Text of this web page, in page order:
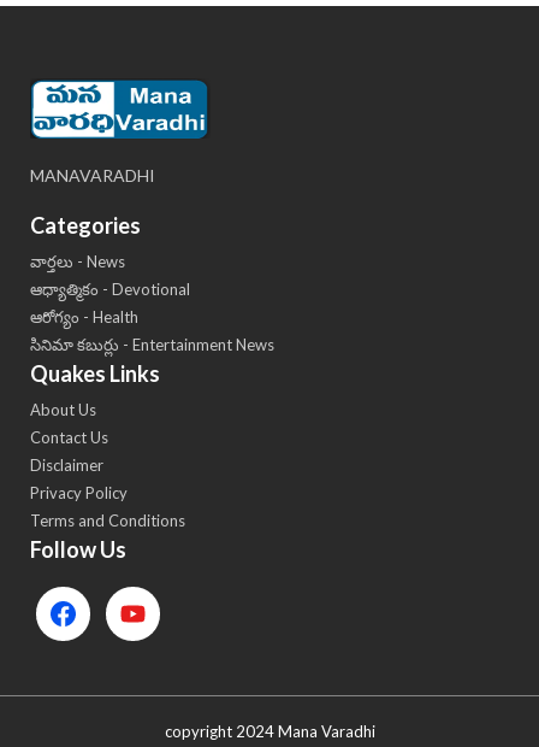
MANAVARADHI
Categories
వార్తలు - News
ఆధ్యాత్మికం - Devotional
ఆరోగ్యం - Health
సినిమా కబుర్లు - Entertainment News
Quakes Links
About Us
Contact Us
Disclaimer
Privacy Policy
Terms and Conditions
Follow Us
copyright 2024 Mana Varadhi